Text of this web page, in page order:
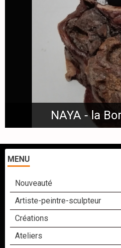
NAYA - la
MENU
Nouveauté
Artiste-peintre-sculpteur
Créations
Ateliers